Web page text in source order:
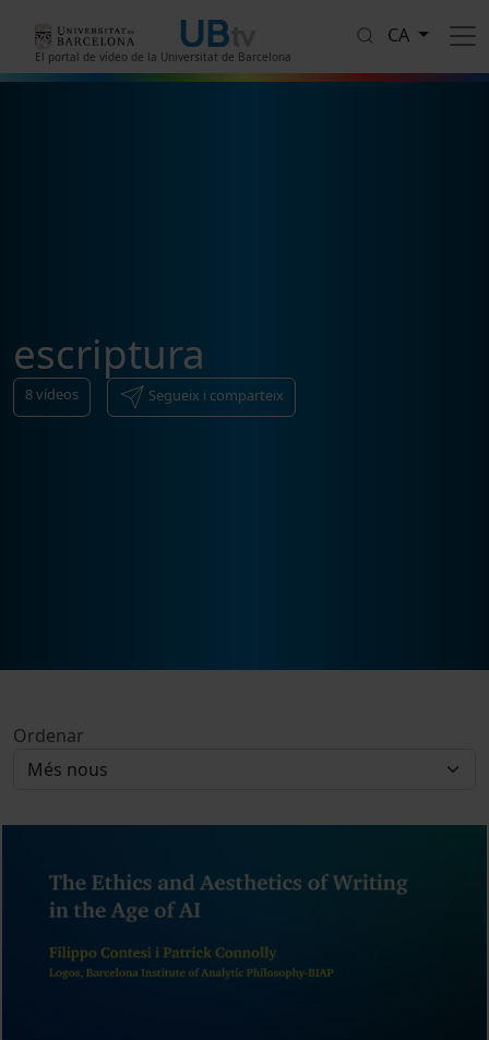
El portal de vídeo de la Universitat de Barcelona
CA
escriptura
8vídeos Segueix i comparteix
Ordenar